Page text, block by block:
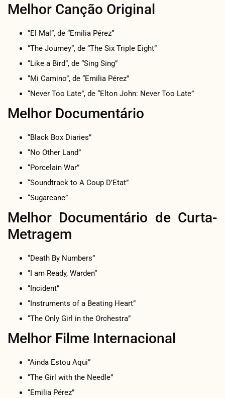
Melhor Canção Original
“El Mal”, de “Emilia Pérez”
“The Journey”, de “The Six Triple Eight”
“Like a Bird”, de “Sing Sing”
“Mi Camino”, de “Emilia Pérez”
“Never Too Late”, de “Elton John: Never Too Late”
Melhor Documentário
“Black Box Diaries”
“No Other Land”
“Porcelain War”
“Soundtrack to A Coup D’Etat”
“Sugarcane”
Melhor Documentário de Curta-
Metragem
“Death By Numbers”
“I am Ready, Warden”
“Incident”
“Instruments of a Beating Heart”
“The Only Girl in the Orchestra”
Melhor Filme Internacional
“Ainda Estou Aqui”
“The Girl with the Needle”
“Emilia Pérez”